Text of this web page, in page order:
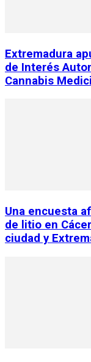
Extremadura
de Interés
Cannabis
Una encuesta
de litio en
ciudad y